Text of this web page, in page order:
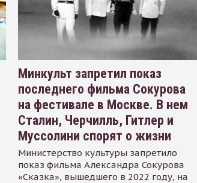
Минкульт запретил показ
последнего фильма Сокурова
на фестивале в Москве. В нем
Сталин, Черчилль, Гитлер и
Муссолини спорят о жизни
Министерство культуры запретило
показ фильма Александра Сокурова
«Сказка», вышедшего в 2022 году, на